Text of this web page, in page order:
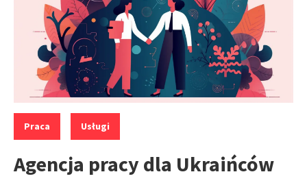
Kategorie:
Praca Usługi
Agencja pracy dla Ukraińców